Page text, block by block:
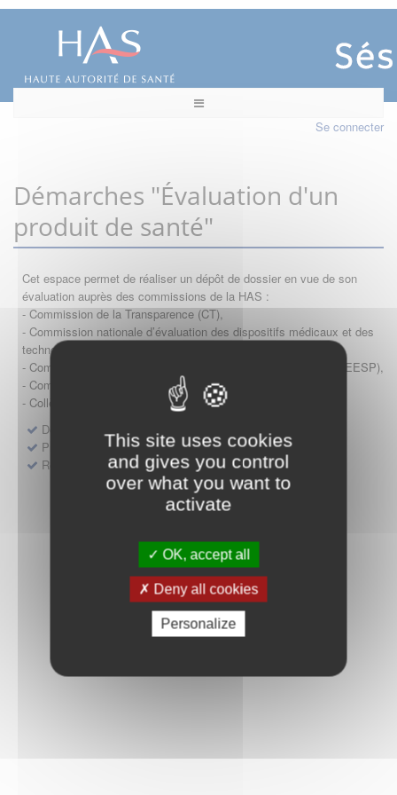
This site uses cookies
and gives you control
over what you want to
activate
OK, accept all
Deny all cookies
Personalize
Se connecter
Démarches "Évaluation d'un
produit de santé"
Cet espace permet de réaliser un dépôt de dossier en vue de son
évaluation auprès des commissions de la HAS :
- Commission de la Transparence (CT),
- Commission nationale d’évaluation des dispositifs médicaux et des
technologies de santé (CNEDiMTS),
- Commission d'évaluation économique et de santé publique (CEESP),
- Commission technique des vaccinations (CTV)
- Collège HAS (Forfait innovation : DM, DM-DIV, actes)
Dépôt d'un dossier pour un produit de santé
Protocoles d'études post-inscription
Rencontres précoces